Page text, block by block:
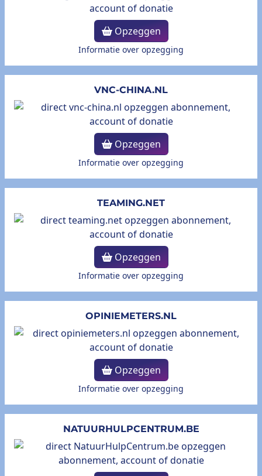
Opzeggen
Informatie over opzegging
VNC-CHINA.NL
Opzeggen
Informatie over opzegging
TEAMING.NET
Opzeggen
Informatie over opzegging
OPINIEMETERS.NL
Opzeggen
Informatie over opzegging
NATUURHULPCENTRUM.BE